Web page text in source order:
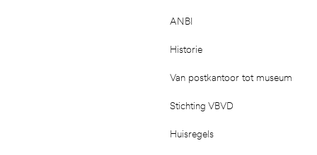
ANBI
Historie
Van postkantoor tot museum
Stichting VBVD
Huisregels